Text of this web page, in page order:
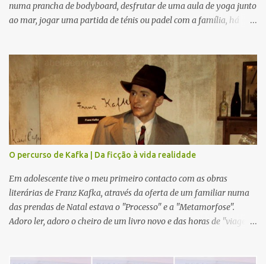
numa prancha de bodyboard, desfrutar de uma aula de yoga junto
ao mar, jogar uma partida de ténis ou padel com a família, há
bela caminha em boa companhia, ou mesmo estarem sozinhos no
meio da Natureza numa calma meditação, esta coleção também é
perfeita. Para tempo quente ou frio, e com várias camadas aptas
para vários locais da nossa Mãe Terra, seja debaixo de água ou no
topo de uma Montanha cheia de neve, ajustáveis ao corpo e aos
nossos movimentos, criada com os melhores materiais para cada
versão nossa, como a própria marca revela : "leve e flexível".
Ecológica, bonita, confortável e idealizada para prolongar a união
entre Humanos e Natureza. Seja para uma saída com mais ou
menos roupa, um casaquinho, ou um bonito acessório, serm...
O percurso de Kafka | Da ficção à vida realidade
Em adolescente tive o meu primeiro contacto com as obras
literárias de Franz Kafka, através da oferta de um familiar numa
das prendas de Natal estava o "Processo" e a "Metamorfose".
Adoro ler, adoro o cheiro de um livro novo e das horas de "viagem"